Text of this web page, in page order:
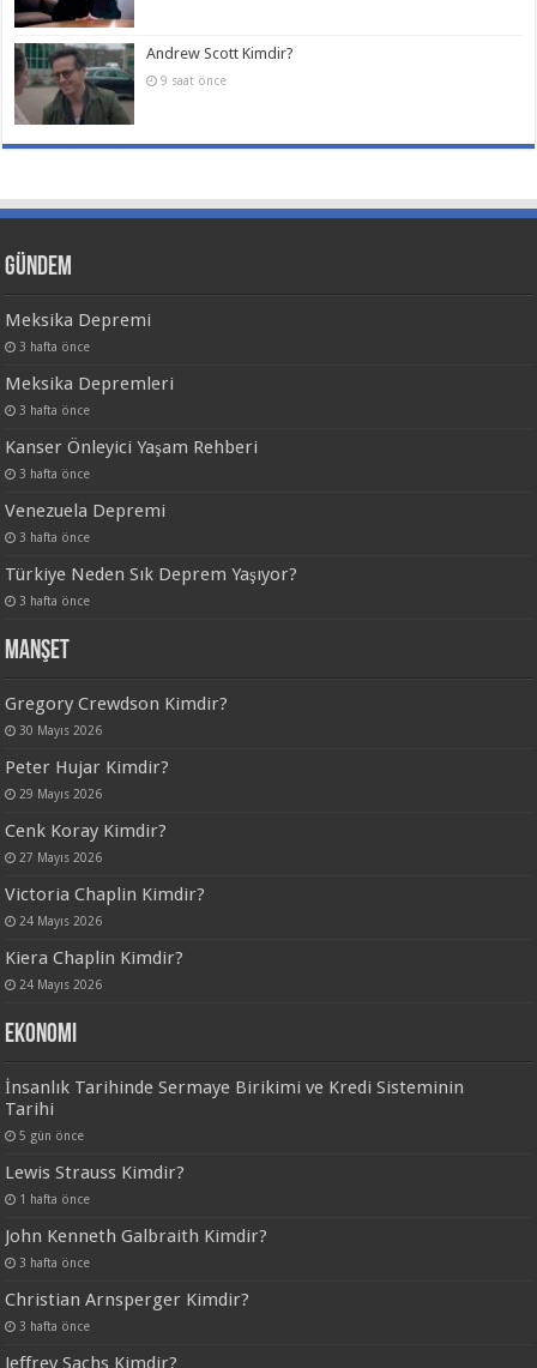
Andrew Scott Kimdir?
9 saat önce
Gündem
Meksika Depremi
3 hafta önce
Meksika Depremleri
3 hafta önce
Kanser Önleyici Yaşam Rehberi
3 hafta önce
Venezuela Depremi
3 hafta önce
Türkiye Neden Sık Deprem Yaşıyor?
3 hafta önce
Manşet
Gregory Crewdson Kimdir?
30 Mayıs 2026
Peter Hujar Kimdir?
29 Mayıs 2026
Cenk Koray Kimdir?
27 Mayıs 2026
Victoria Chaplin Kimdir?
24 Mayıs 2026
Kiera Chaplin Kimdir?
24 Mayıs 2026
Ekonomi
İnsanlık Tarihinde Sermaye Birikimi ve Kredi Sisteminin
Tarihi
5 gün önce
Lewis Strauss Kimdir?
1 hafta önce
John Kenneth Galbraith Kimdir?
3 hafta önce
Christian Arnsperger Kimdir?
3 hafta önce
Jeffrey Sachs Kimdir?